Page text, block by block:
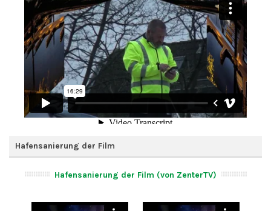
Hafensanierung der Film
Hafensanierung der Film (von ZenterTV)